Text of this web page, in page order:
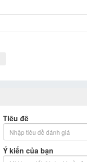
Tiêu đề
Ý kiến của bạn